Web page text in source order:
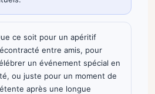
ce soit pour un apéritif
entre amis, pour
un événement spécial en
ou juste pour un moment de
après une longue